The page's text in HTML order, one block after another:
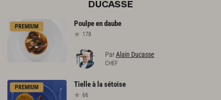
DUCASSE
PREMIUM Poulpeendaube
178
ParAlain Ducasse
CHEF
PREMIUM Tielleà lasétoise
66